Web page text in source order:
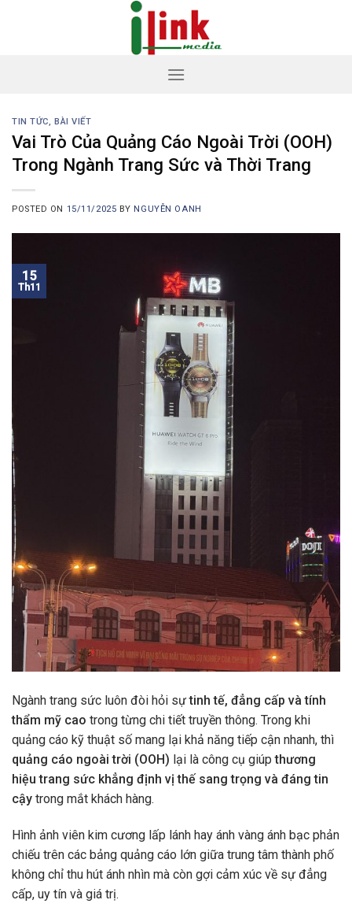
TIN TỨC, BÀI VIẾT
Vai Trò Của Quảng Cáo Ngoài Trời (OOH)
Trong Ngành Trang Sức và Thời Trang
POSTED ON 15/11/2025 BY NGUYỄN OANH
15
Th11
Ngành trang sức luôn đòi hỏi sựtinh tế, đẳng cấp và tính
thẩm mỹ cao trong từng chi tiết truyền thông. Trong khi
quảng cáo kỹ thuật số mang lại khả năng tiếp cận nhanh, thì
quảng cáo ngoài trời (OOH) lại là công cụ giúpthương
hiệu trang sức khẳng định vị thế sang trọng và đáng tin
cậy trong mắt khách hàng.
Hình ảnh viên kim cương lấp lánh hay ánh vàng ánh bạc phản
chiếu trên các bảng quảng cáo lớn giữa trung tâm thành phố
không chỉ thu hút ánh nhìn mà còn gợi cảm xúc về sự đẳng
cấp, uy tín và giá trị.